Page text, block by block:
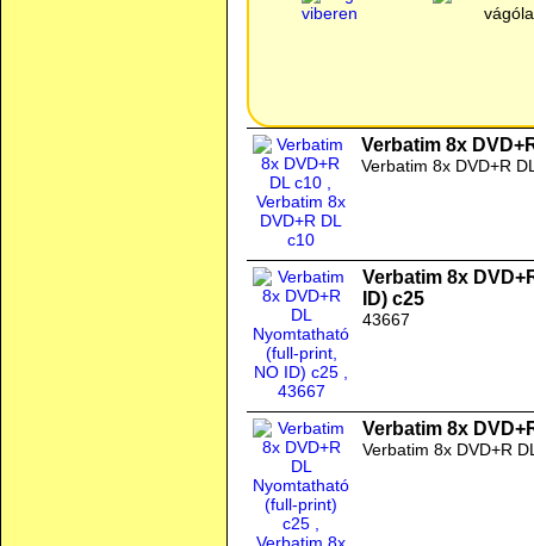
Verbatim 8x
Verbatim 8x DVD+R
Verbatim 8x
ID) c25
43667
Verbatim 8x
Verbatim 8x DVD+R